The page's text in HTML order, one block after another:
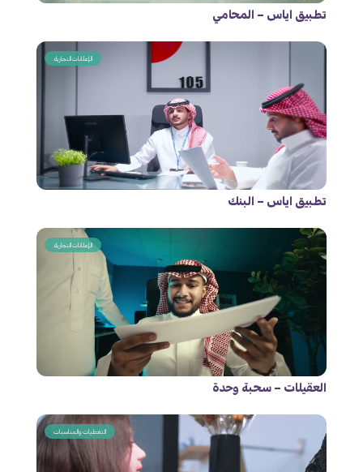
تطبيق اياس – المحامي
الإعلانات التجارية
تطبيق اياس – البنك
الإعلانات التجارية
العقيلات – سحبة وحدة
التغطيات والمناسبات